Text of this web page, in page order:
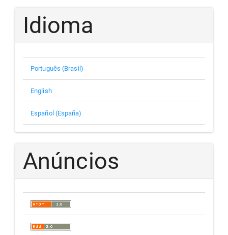
Idioma
Português (Brasil)
English
Español (España)
Anúncios